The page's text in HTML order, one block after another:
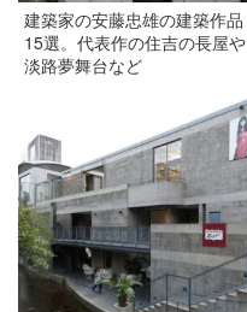
建築家の安藤忠雄の建築作品
15選。代表作の住吉の長屋や
淡路夢舞台など